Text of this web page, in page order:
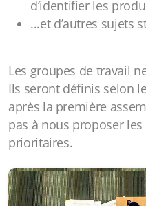
d’identifier les
...et d’autres sujets
Les groupes de travail
Ils seront définis selon
après la première
pas à nous proposer
prioritaires.